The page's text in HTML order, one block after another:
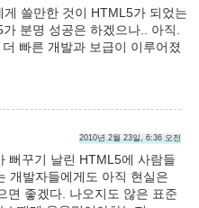
쓸만한 것이 HTML5가 되었는
분명 성공은 하겠으나.. 아직.
빠른 개발과 보급이 이루어졌
2010년 2월 23일, 6:36 오전
뻐꾸기 날린 HTML5에 사람들
개발자들에게도 아직 현실은
면 좋겠다. 나오지도 않은 표준